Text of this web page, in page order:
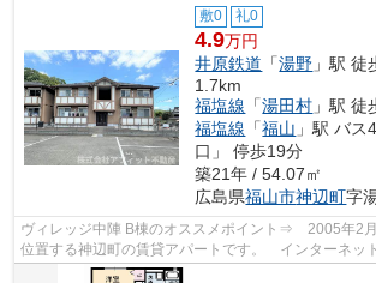
敷0 礼0
4.9万円
井原鉄道 「湯野 」駅 徒
1.7km
福塩線 「湯田村 」駅 徒
福塩線 「福山 」駅 バス
口」 停歩19分
築21年 / 54.07㎡
広島県福山市神辺町字
ヴィレッジ中陣 B棟のオススメポイント⇒ 2005年2
位置する神辺町の賃貸アパートです。 インターネッ
★ 小学校区は湯田小学校です。 車で約2...